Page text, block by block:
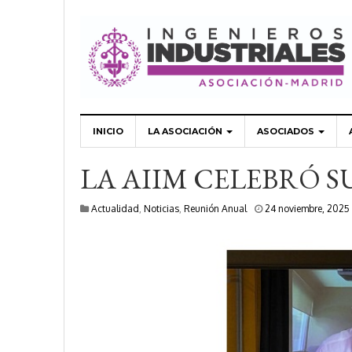
INICIO LA ASOCIACIÓN ASOCIADOS
LA AIIM CELEBRÓ
Actualidad , Noticias, Reunión Anual 24 noviembre, 2025
i
r
e